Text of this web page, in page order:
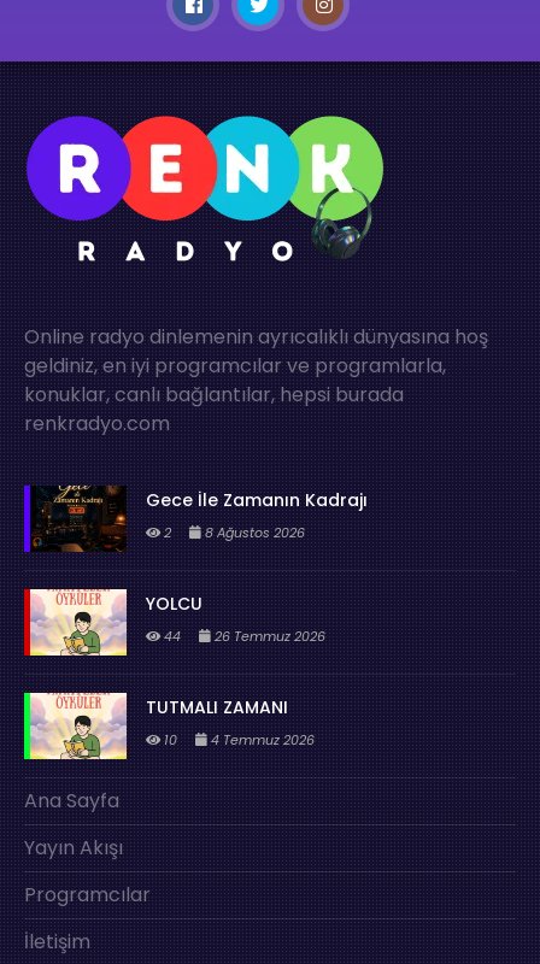
Online radyo dinlemenin ayrıcalıklı dünyasına hoş
geldiniz, en iyi programcılar ve programlarla,
konuklar, canlı bağlantılar, hepsi burada
renkradyo.com
Gece İle Zamanın Kadrajı
2 8 Ağustos 2026
YOLCU
44 26 Temmuz 2026
TUTMALI ZAMANI
10 4 Temmuz 2026
Ana Sayfa
Yayın Akışı
Programcılar
İletişim